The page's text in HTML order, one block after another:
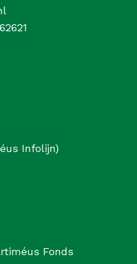
Infolijn)
Fonds